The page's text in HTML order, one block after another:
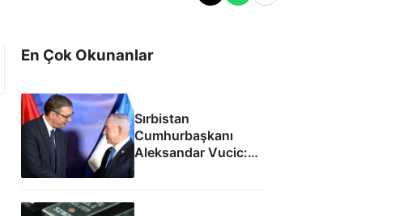
En Çok Okunanlar
Sırbistan
Cumhurbaşkanı
Aleksandar Vucic:
İsrail ile SİHA